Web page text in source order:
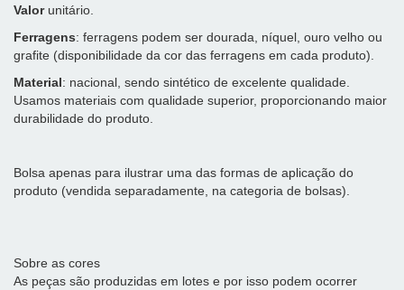
Valorunitário.
Ferragens: ferragens podem ser dourada, níquel, ouro velho ou
grafite (disponibilidade da cor das ferragens em cada produto).
Material: nacional, sendo sintético de excelente qualidade.
Usamos materiais com qualidade superior, proporcionando maior
durabilidade do produto.
Bolsa apenas para ilustrar uma das formas de aplicação do
produto (vendida separadamente, na categoria de bolsas).
Sobre as cores
As peças são produzidas em lotes e por isso podem ocorrer